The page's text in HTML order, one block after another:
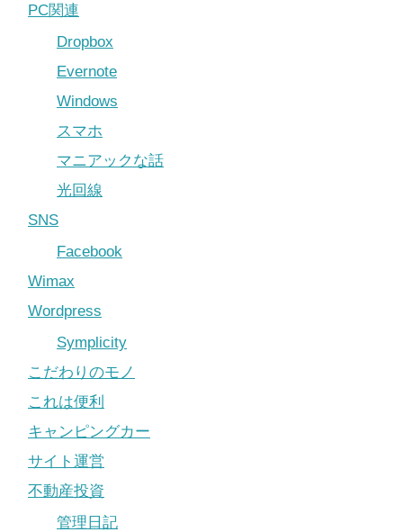
PC関連
Dropbox
Evernote
Windows
スマホ
マニアックな話
光回線
SNS
Facebook
Wimax
Wordpress
Symplicity
こだわりのモノ
これは便利
キャンピングカー
サイト運営
不動産投資
管理日記